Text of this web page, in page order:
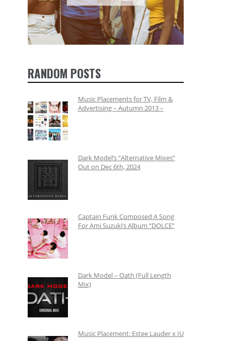
RANDOM POSTS
Music Placements for TV, Film &
Advertising – Autumn 2013 –
Dark Model’s “Alternative Mixes”
Out on Dec 6th, 2024
Captain Funk Composed A Song
For Ami Suzuki’s Album “DOLCE”
Dark Model – Oath (Full Length
Mix)
Music Placement: Estee Lauder x IU